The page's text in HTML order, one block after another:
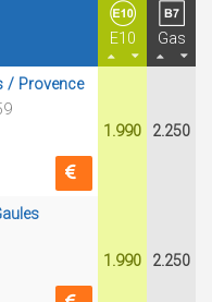
E10 Gas
/ Provence
1.990 2.250
1.990 2.250